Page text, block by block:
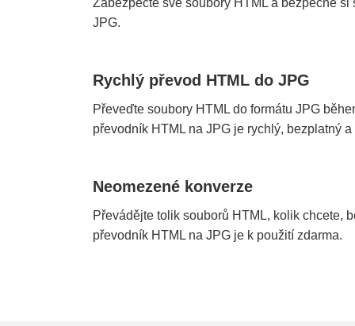
Zabezpečte své soubory HTML a bezpečně
JPG.
Rychlý převod HTML do JPG
Převeďte soubory HTML do formátu JPG
převodník HTML na JPG je rychlý, bezplatný
Neomezené konverze
Převádějte tolik souborů HTML, kolik chcete,
převodník HTML na JPG je k použití zdarma.